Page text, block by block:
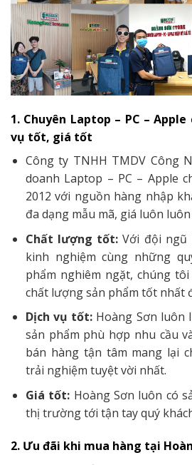
1. Chuyên Laptop – PC –
vụ tốt, giá tốt
Công ty TNHH TMDV Công
doanh Laptop – PC – Apple
2012 với nguồn hàng nhập
đa dạng mẫu mã, giá luôn
Chất lượng tốt: Với đội ngũ
kinh nghiệm cùng những
phẩm nghiêm ngặt, chúng
chất lượng sản phẩm tốt nhất
Dịch vụ tốt: Hoàng Sơn luôn
sản phẩm phù hợp nhu cầu
bán hàng tận tâm mang lại
trải nghiệm tuyệt vời nhất.
Giá tốt: Hoàng Sơn luôn có
thị trường tới tận tay quý
2. Ưu đãi khi mua hàng tại